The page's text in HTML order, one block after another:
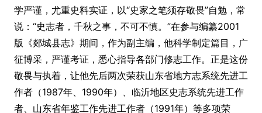
学严谨，尤重史料实证，以“史家之笔须存敬畏”自勉，常
说：“史志者，千秋之事，不可不慎。”在参与编纂2001
版《郯城县志》期间，作为副主编，他科学制定篇目，广
征博采，严谨考证，悉心指导各部门修志工作。正是这份
敬畏与执着，让他先后两次荣获山东省地方志系统先进工
作者（1987年、1990年）、临沂地区史志系统先进工作
者、山东省年鉴工作先进工作者（1991年）等多项荣